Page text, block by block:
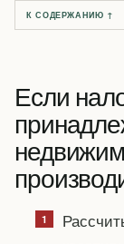
К СОДЕРЖАНИЮ ↑
Если